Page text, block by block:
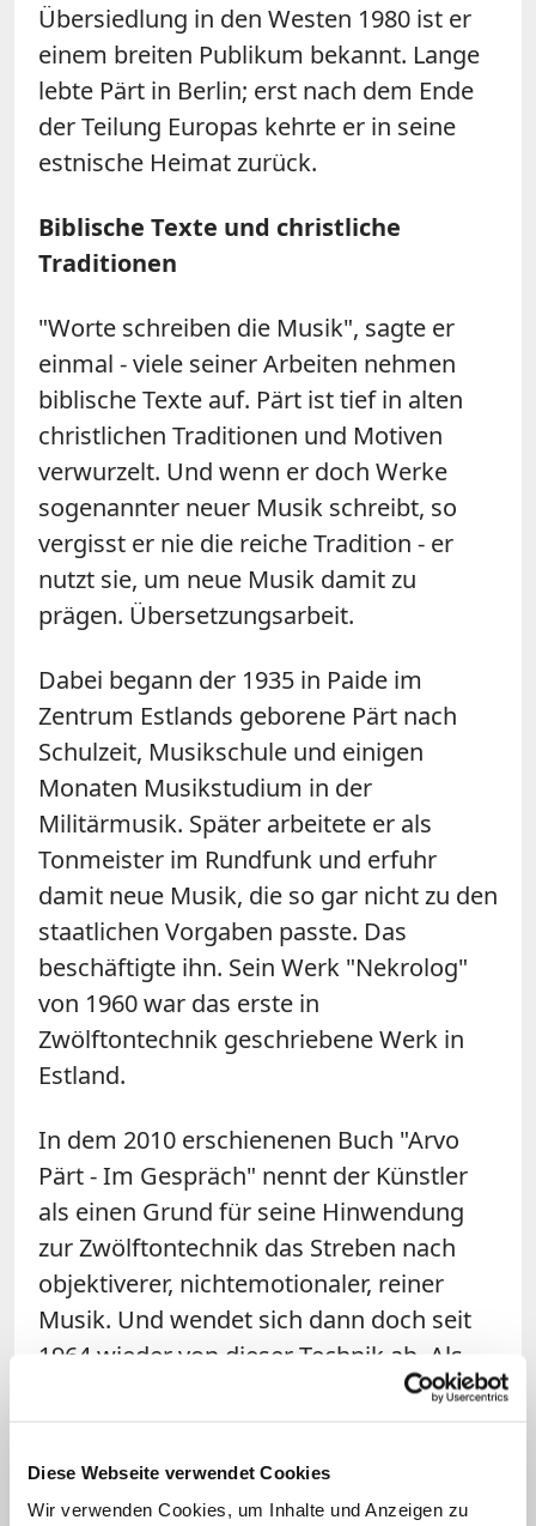
Diese Webseite verwendet Cookies
Wir verwenden Cookies, um Inhalte und Anzeigen zu
Übersiedlung in den Westen 1980 ist er
einem breiten Publikum bekannt. Lange
lebte Pärt in Berlin; erst nach dem Ende
der Teilung Europas kehrte er in seine
estnische Heimat zurück.
Biblische Texte und christliche
Traditionen
"Worte schreiben die Musik", sagte er
einmal - viele seiner Arbeiten nehmen
biblische Texte auf. Pärt ist tief in alten
christlichen Traditionen und Motiven
verwurzelt. Und wenn er doch Werke
sogenannter neuer Musik schreibt, so
vergisst er nie die reiche Tradition - er
nutzt sie, um neue Musik damit zu
prägen. Übersetzungsarbeit.
Dabei begann der 1935 in Paide im
Zentrum Estlands geborene Pärt nach
Schulzeit, Musikschule und einigen
Monaten Musikstudium in der
Militärmusik. Später arbeitete er als
Tonmeister im Rundfunk und erfuhr
damit neue Musik, die so gar nicht zu den
staatlichen Vorgaben passte. Das
beschäftigte ihn. Sein Werk "Nekrolog"
von 1960 war das erste in
Zwölftontechnik geschriebene Werk in
Estland.
In dem 2010 erschienenen Buch "Arvo
Pärt - Im Gespräch" nennt der Künstler
als einen Grund für seine Hinwendung
zur Zwölftontechnik das Streben nach
objektiverer, nichtemotionaler, reiner
Musik. Und wendet sich dann doch seit
1964 wieder von dieser Technik ab. Als
anderen Welt", die eine starke
Anziehungskraft auf ihn ausgeübt habe.